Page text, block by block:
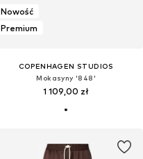
Nowość
Premium
COPENHAGEN STUDIOS
Mokasyny '848'
1 109,00 zł